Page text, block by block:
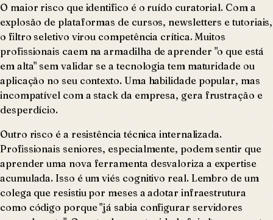
O maior risco que identifico é o ruído curatorial. Com a
explosão de plataformas de cursos, newsletters e tutoriais,
o filtro seletivo virou competência crítica. Muitos
profissionais caem na armadilha de aprender "o que está
em alta" sem validar se a tecnologia tem maturidade ou
aplicação no seu contexto. Uma habilidade popular, mas
incompatível com a stack da empresa, gera frustração e
desperdício.
Outro risco é a resistência técnica internalizada.
Profissionais seniores, especialmente, podem sentir que
aprender uma nova ferramenta desvaloriza a expertise
acumulada. Isso é um viés cognitivo real. Lembro de um
colega que resistiu por meses a adotar infraestrutura
como código porque "já sabia configurar servidores